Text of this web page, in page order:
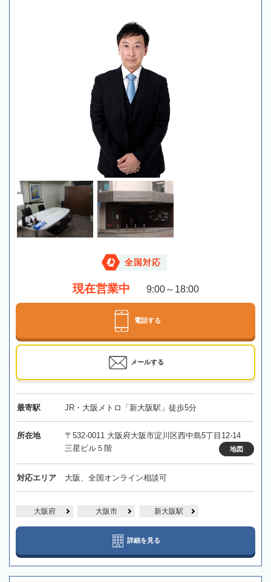
全国対応
現在営業中 9:00～18:00
電話する
メールする
最寄駅 JR・大阪メトロ「新大阪駅」徒歩5分
所在地
〒532-0011 大阪府大阪市淀川区西中島5丁目12-14
三星ビル５階
地図
対応エリア 大阪、全国オンライン相談可
大阪府 大阪市 新大阪駅
詳細を見る